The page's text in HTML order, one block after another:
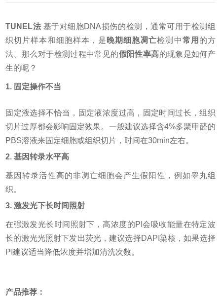
TUNEL法 基于对细胞DNA损伤的检测，通常可用于检测组
织切片样本和细胞样本，是 晚期细胞凋亡检测中常用 的方
法。那么对于检测过程中常见的假阳性率高的现象是如何产
生的呢？
1. 固定操作不当
固定液选择不恰当，固定液浓度过高，固定时间过长，组织
切片过厚都会影响固定效果。一般建议选择含4%多聚甲醛的
PBS溶液来固定细胞或组织切片，时间在30min左右。
2. 基因转录水平高
基因转录活性高的非凋亡细胞会产生假阳性，例如睾丸组
织。
3. 激发光下长时间照射
在强激发光长时间照射下，高浓度的PI会吸收能量在特定波
长的激光光照射下发出荧光，建议选择DAPI染核，如果选择
PI建议适当降低浓度并增加清洗次数。
产品推荐：